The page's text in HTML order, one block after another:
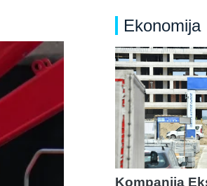
Ekonomija
Kompanija